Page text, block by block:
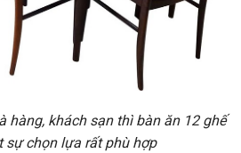
hàng, khách sạn thì bàn ăn 12 ghế
sự chọn lựa rất phù hợp